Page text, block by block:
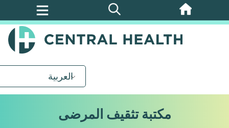
تخطي
العربية
مكتبة تثقيف المرضى